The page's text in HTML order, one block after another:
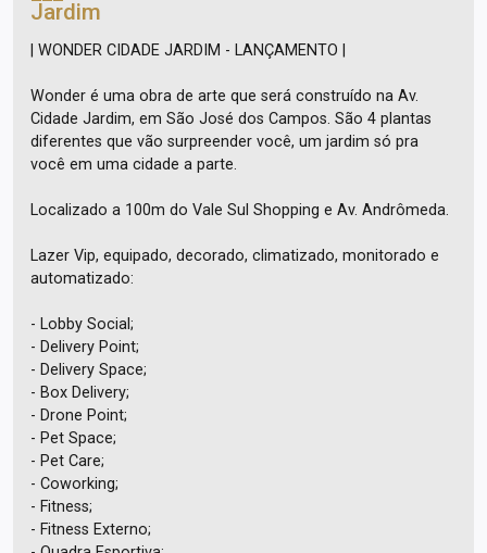
Jardim
| WONDER CIDADE JARDIM - LANÇAMENTO |
Wonder é uma obra de arte que será construído na Av.
Cidade Jardim, em São José dos Campos. São 4 plantas
diferentes que vão surpreender você, um jardim só pra
você em uma cidade a parte.
Localizado a 100m do Vale Sul Shopping e Av. Andrômeda.
Lazer Vip, equipado, decorado, climatizado, monitorado e
automatizado:
- Lobby Social;
- Delivery Point;
- Delivery Space;
- Box Delivery;
- Drone Point;
- Pet Space;
- Pet Care;
- Coworking;
- Fitness;
- Fitness Externo;